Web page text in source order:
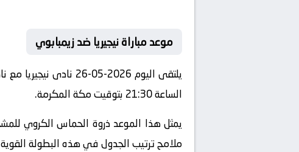
موعد مباراة نيجيريا ضد زيمبابوي
يلتقى اليوم 2026-
الساعة 21:30 بتوقيت مكة المكرمة.
يمثل هذا الموعد ذروة الحماس الكروي
ملامح ترتيب الجدول في هذه البطولة القوية